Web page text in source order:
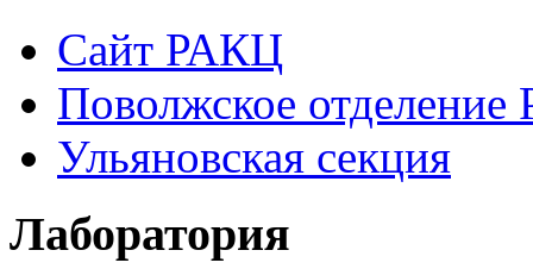
Сайт РАКЦ
Поволжское
Ульяновская секция
Лаборатория